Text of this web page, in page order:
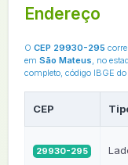
Endereço
O CEP 29930-295
em São Mateus, no
completo, código IBGE
CEP
29930-295